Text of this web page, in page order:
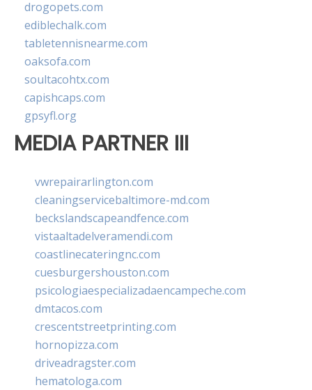
drogopets.com
ediblechalk.com
tabletennisnearme.com
oaksofa.com
soultacohtx.com
capishcaps.com
gpsyfl.org
MEDIA PARTNER III
vwrepairarlington.com
cleaningservicebaltimore-md.com
beckslandscapeandfence.com
vistaaltadelveramendi.com
coastlinecateringnc.com
cuesburgershouston.com
psicologiaespecializadaencampeche.com
dmtacos.com
crescentstreetprinting.com
hornopizza.com
driveadragster.com
hematologa.com